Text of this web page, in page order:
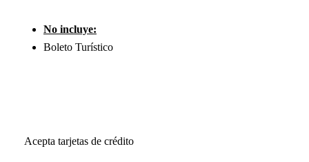
No incluye:
Boleto Turístico
Acepta tarjetas de crédito